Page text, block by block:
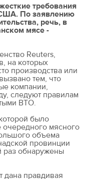
требования
По заявлению
речь, в
мясе -
Reuters,
на которых
производства или
тем, что
компании,
следуют правилам
ВТО.
было
мясного
объема
провинции
раз обнаружены
дана правдивая